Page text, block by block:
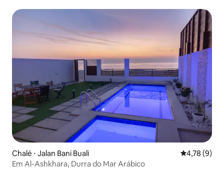
Chalé ⋅ Jalan Bani Buali 4,78 de
4,78 (9)
Em Al-Ashkhara, Durra do Mar Arábico